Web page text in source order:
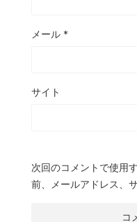
メール *
サイト
次回のコメントで使用
前、メールアドレス、